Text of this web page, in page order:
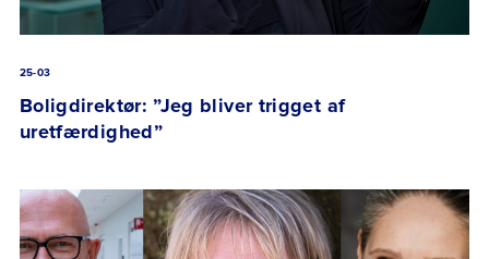
25-03
Boligdirektør: ”Jeg bliver trigget af
uretfærdighed”